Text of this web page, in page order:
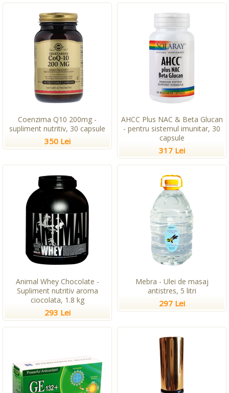
Coenzima Q10 200mg -
supliment nutritiv, 30 capsule
350 Lei
AHCC Plus NAC & Beta Glucan
- pentru sistemul imunitar, 30
capsule
317 Lei
Animal Whey Chocolate -
Supliment nutritiv aroma
ciocolata, 1.8 kg
293 Lei
Mebra - Ulei de masaj
antistres, 5 litri
297 Lei